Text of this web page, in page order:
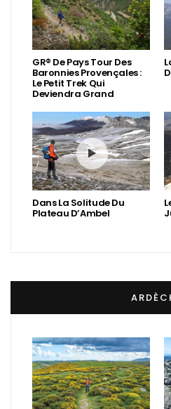
GR® De Pays Tour Des
Baronnies Provençales :
Le Petit Trek Qui
Deviendra Grand
Dans La Solitude Du
Plateau D’Ambel